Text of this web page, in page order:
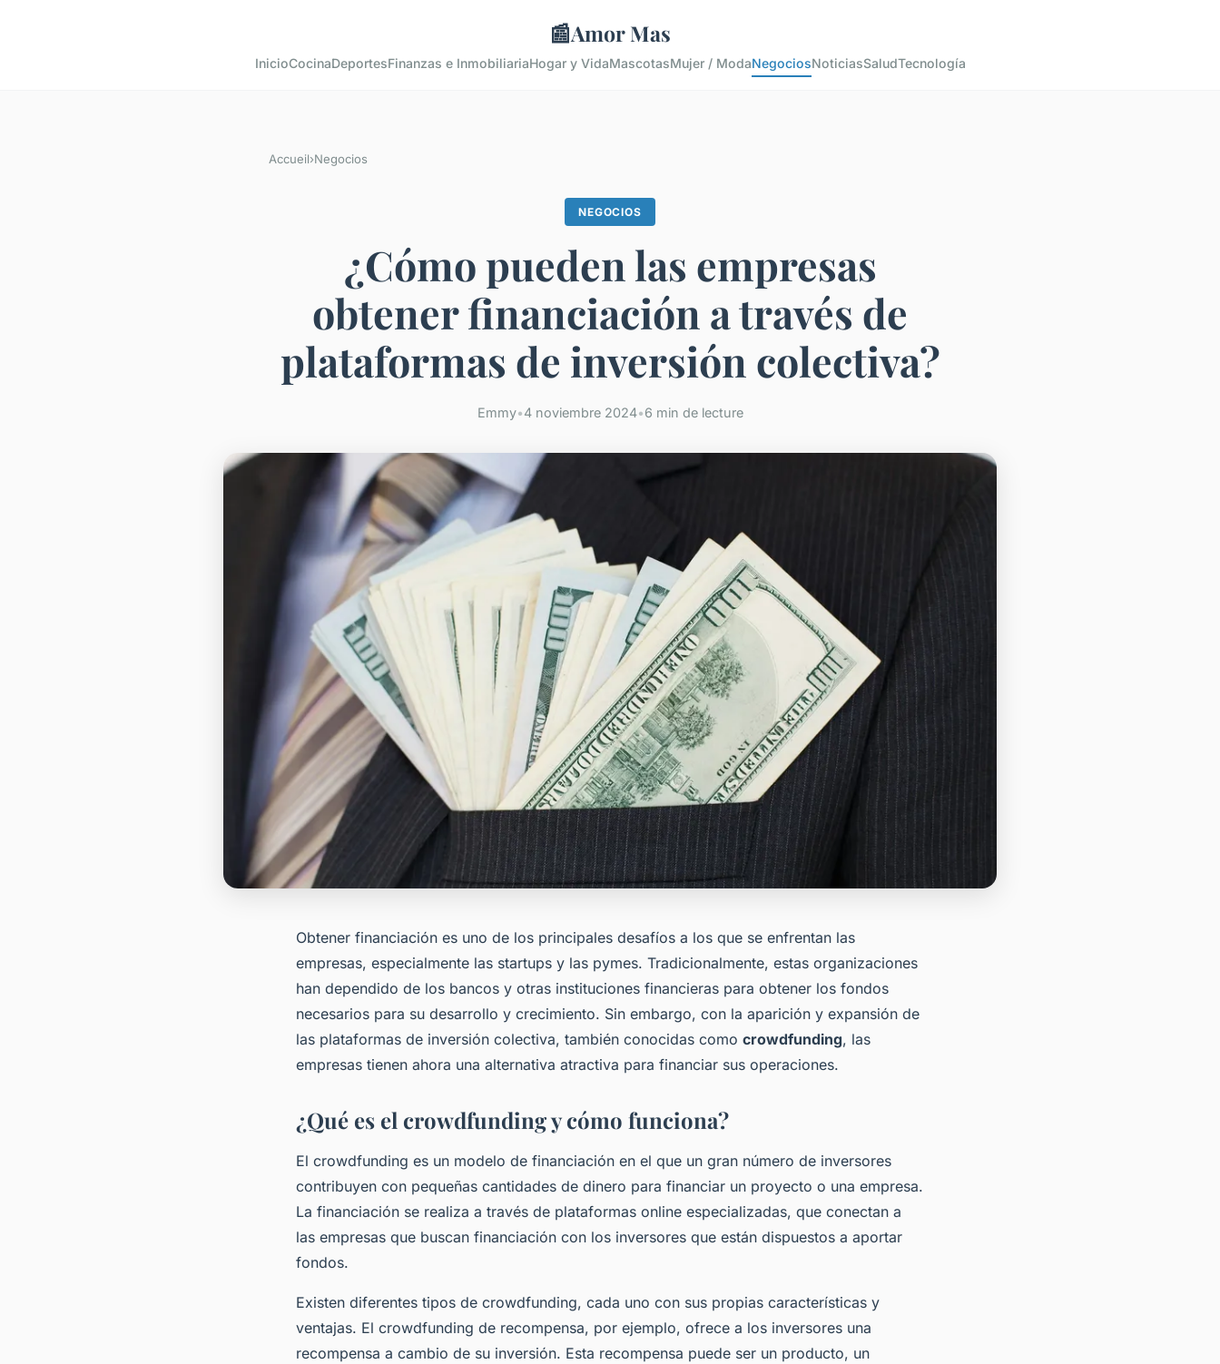
📰Amor Mas
InicioCocinaDeportesFinanzas e InmobiliariaHogar y VidaMascotasMujer / ModaNegociosNoticiasSaludTecnología
Accueil›Negocios
NEGOCIOS
¿Cómo pueden las empresas
obtener financiación a través de
plataformas de inversión colectiva?
Emmy•4 noviembre 2024•6 min de lecture
Obtener financiación es uno de los principales desafíos a los que se enfrentan las
empresas, especialmente las startups y las pymes. Tradicionalmente, estas organizaciones
han dependido de los bancos y otras instituciones financieras para obtener los fondos
necesarios para su desarrollo y crecimiento. Sin embargo, con la aparición y expansión de
las plataformas de inversión colectiva, también conocidas como crowdfunding, las
empresas tienen ahora una alternativa atractiva para financiar sus operaciones.
¿Qué es el crowdfunding y cómo funciona?
El crowdfunding es un modelo de financiación en el que un gran número de inversores
contribuyen con pequeñas cantidades de dinero para financiar un proyecto o una empresa.
La financiación se realiza a través de plataformas online especializadas, que conectan a
las empresas que buscan financiación con los inversores que están dispuestos a aportar
fondos.
Existen diferentes tipos de crowdfunding, cada uno con sus propias características y
ventajas. El crowdfunding de recompensa, por ejemplo, ofrece a los inversores una
recompensa a cambio de su inversión. Esta recompensa puede ser un producto, un